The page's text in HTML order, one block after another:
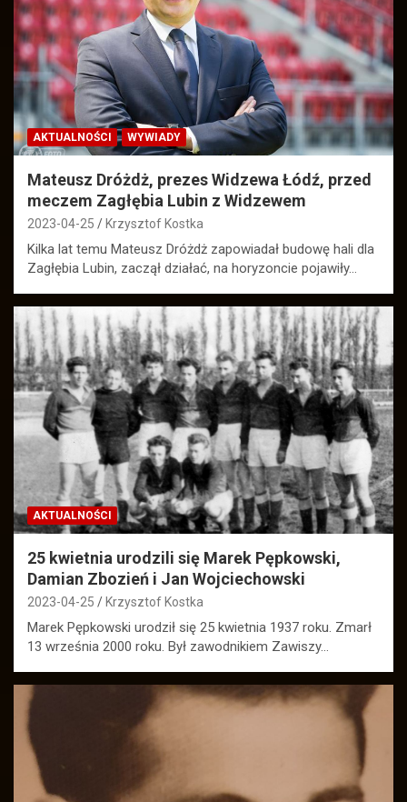
AKTUALNOŚCI WYWIADY
Mateusz Dróżdż, prezes Widzewa Łódź, przed
meczem Zagłębia Lubin z Widzewem
2023-04-25 Krzysztof Kostka
Kilka lat temu Mateusz Dróżdż zapowiadał budowę hali dla
Zagłębia Lubin, zaczął działać, na horyzoncie pojawiły…
AKTUALNOŚCI
25 kwietnia urodzili się Marek Pępkowski,
Damian Zbozień i Jan Wojciechowski
2023-04-25 Krzysztof Kostka
Marek Pępkowski urodził się 25 kwietnia 1937 roku. Zmarł
13 września 2000 roku. Był zawodnikiem Zawiszy…